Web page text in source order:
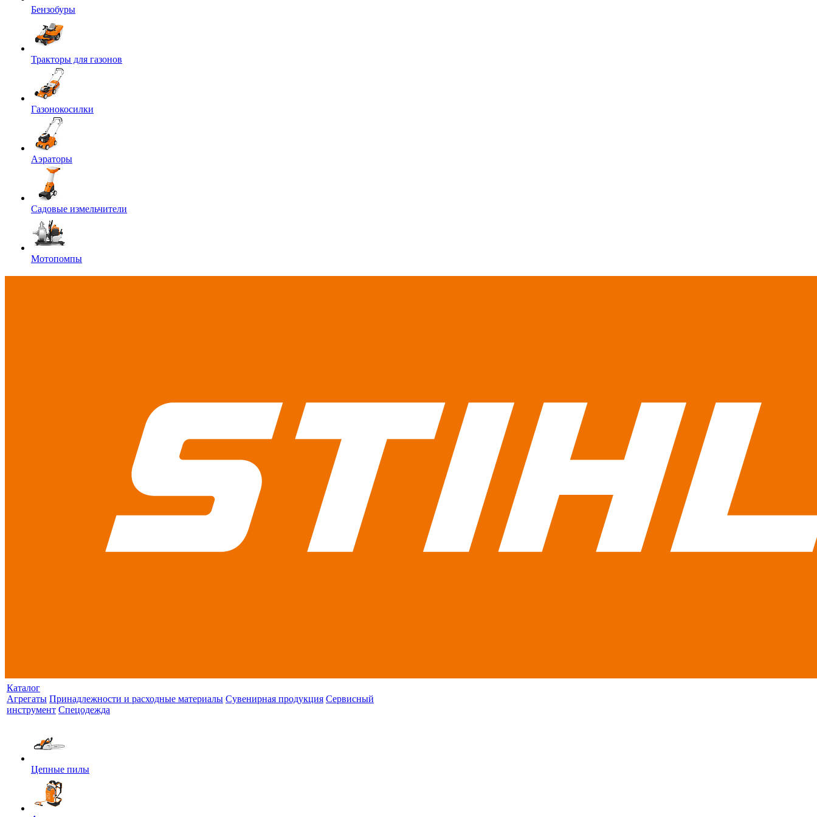
Бензобуры
Тракторы для газонов
Газонокосилки
Аэраторы
Садовые измельчители
Мотопомпы
Каталог
Агрегаты Принадлежности и расходные материалы Сувенирная продукция Сервисный
инструмент Спецодежда
Цепные пилы